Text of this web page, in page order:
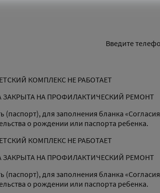
Введите
КОМПЛЕКС НЕ РАБОТАЕТ
ЗАКРЫТА НА ПРОФИЛАКТИЧЕСКИЙ РЕМОНТ
для заполнения бланка
о рождении или паспорта ребенка.
КОМПЛЕКС НЕ РАБОТАЕТ
ЗАКРЫТА НА ПРОФИЛАКТИЧЕСКИЙ РЕМОНТ
для заполнения бланка
о рождении или паспорта ребенка.